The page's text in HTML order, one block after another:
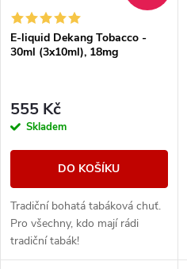
E-liquid Dekang Tobacco -
30ml (3x10ml), 18mg
555 Kč
Skladem
DO KOŠÍKU
Tradiční bohatá tabáková chuť.
Pro všechny, kdo mají rádi
tradiční tabák!